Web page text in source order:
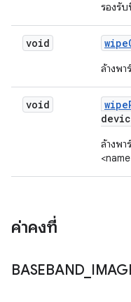
รองรั
void wipe
ล้างพ
void wipe
ล้างพ
ค่าคงที่
BASEBAND